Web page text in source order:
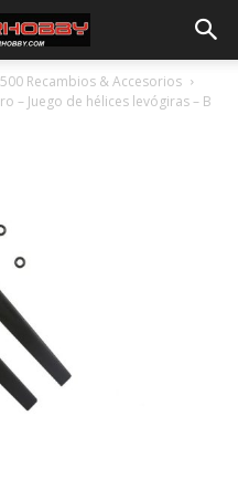
Recambios & Accesorios
– Juego de hélices levógiras – B